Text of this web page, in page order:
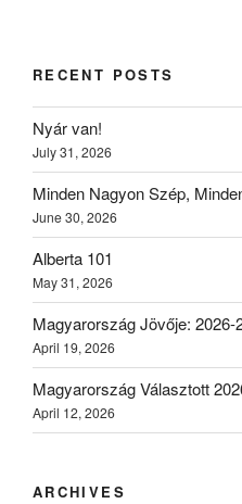
RECENT POSTS
Nyár van!
July 31, 2026
Minden Nagyon Szép,
June 30, 2026
Alberta 101
May 31, 2026
Magyarország Jövője: 2026-
April 19, 2026
Magyarország Választott
April 12, 2026
ARCHIVES